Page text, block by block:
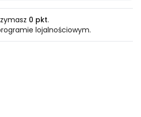
0 pkt.
lojalnościowym.